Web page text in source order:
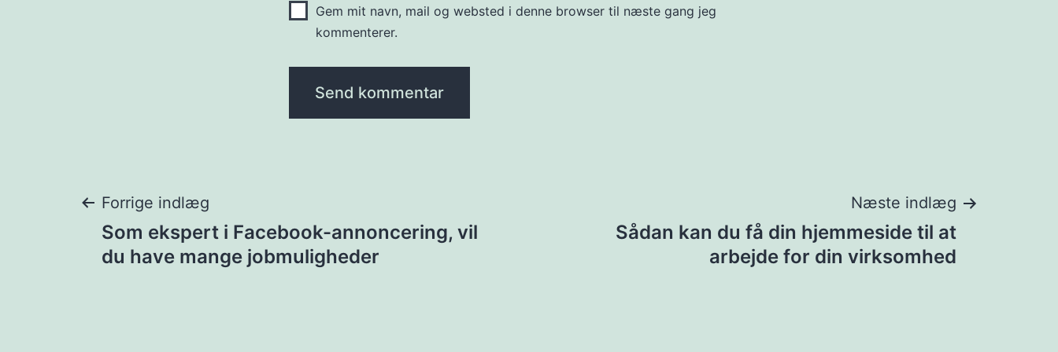
Gem mit navn, mail og websted i denne browser til næste gang jeg
kommenterer.
Indlægsnavigation
Forrige indlæg
Som ekspert i Facebook-annoncering, vil
du have mange jobmuligheder
Næste indlæg
Sådan kan du få din hjemmeside til at
arbejde for din virksomhed